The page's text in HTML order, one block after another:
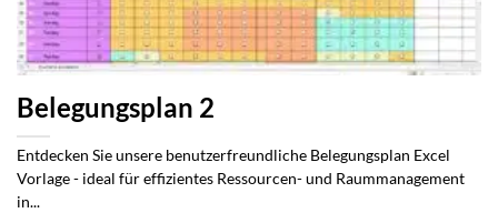
Belegungsplan 2
Entdecken Sie unsere benutzerfreundliche Belegungsplan Excel
Vorlage - ideal für effizientes Ressourcen- und Raummanagement
in...